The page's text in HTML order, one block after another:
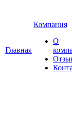
Главная
Компания
О